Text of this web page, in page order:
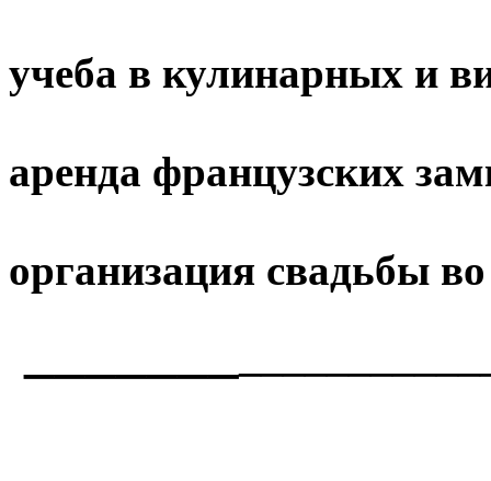
учеба в кулинарных и
аренда французских
организация свадьбы